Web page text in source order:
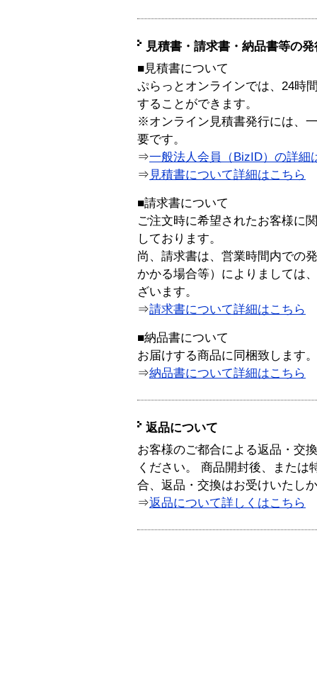
見積書・請求書・納品書等の
■見積書について
ぷらっとオンラインでは、24時
することができます。
※オンライン見積書発行には、
要です。
⇒一般法人会員（BizID）の詳細
⇒ 見積書について詳細はこちら
■請求書について
ご注文時に希望されたお客様に
しております。
尚、請求書は、営業時間内での
かかる場合等）によりましては
ざいます。
⇒請求書について詳細はこちら
■納品書について
お届けする商品に同梱致します。
⇒納品書について詳細はこちら
返品について
お客様のご都合による返品・交
ください。 商品開封後、または
合、返品・交換はお受けいたし
⇒返品について詳しくはこちら